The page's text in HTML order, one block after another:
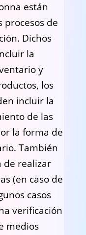
están
procesos de
Dichos
la
y
los
incluir la
de las
la forma de
También
de realizar
(en caso de
casos
verificación
medios